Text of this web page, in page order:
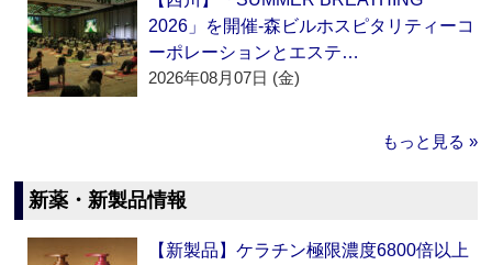
2026」を開催‐森ビルホスピタリティーコ
ーポレーションとエステ…
2026年08月07日 (金)
もっと見る »
新薬・新製品情報
【新製品】ケラチン極限濃度6800倍以上